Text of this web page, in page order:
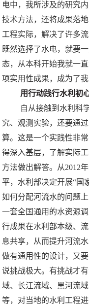
电中，我所涉及的研究
技术方法，还将成果落
工程实际，解决了许多
既然选择了水电，就要
态，从本科开始我就一
项实用性成果，成为了
用行动践行水利初
自从接触到水利科
究、观测实验，还要通
算。这是一个实践性非
得深入基层，了解实际
方法做出解答。从2012
平，水利部决定开展“国
如何分配河流水的问题
一套全国通用的水资源
行成果在水利部本级、
息共享，从而提升河流
做有通用性的设计，又
说挑战极大。有挑战才
域、长江流域、黑河流
等，对当地的水利工程